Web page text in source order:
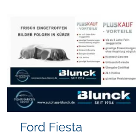
Ford Fiesta